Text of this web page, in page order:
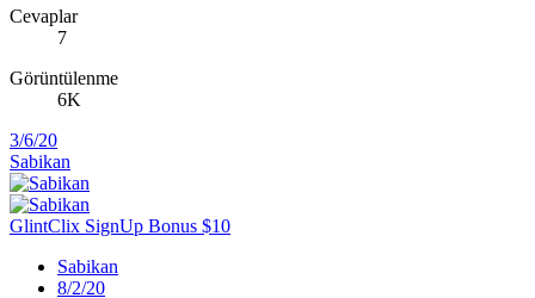
Cevaplar
7
Görüntülenme
6K
3/6/20
Sabikan
GlintClix SignUp Bonus $10
Sabikan
8/2/20